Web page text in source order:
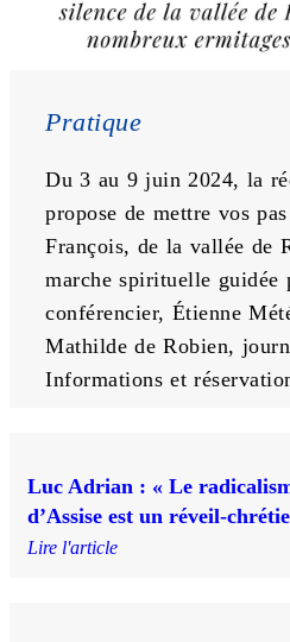
Pratique
Du 3 au 9 juin 2024, la
propose de mettre vos
François, de la vallée de
marche spirituelle
conférencier, Étienne
Mathilde de Robien,
Informations et
Luc Adrian : « Le
d’Assise est un réveil-
Lire l'article